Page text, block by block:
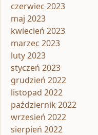
czerwiec 2023
maj 2023
kwiecień 2023
marzec 2023
luty 2023
styczeń 2023
grudzień 2022
listopad 2022
październik 2022
wrzesień 2022
sierpień 2022